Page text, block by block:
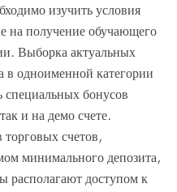
изучить условия
на получение обучающего
Выборка актуальных
в одноименной категории
бонусов
и на демо счете.
торговых счетов,
минимального депозита,
располагают доступом к